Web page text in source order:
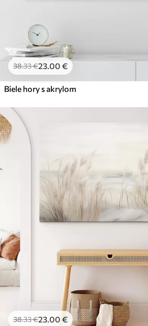
38.33€23.00 €
Biele hory s akrylom
38.33€23.00 €